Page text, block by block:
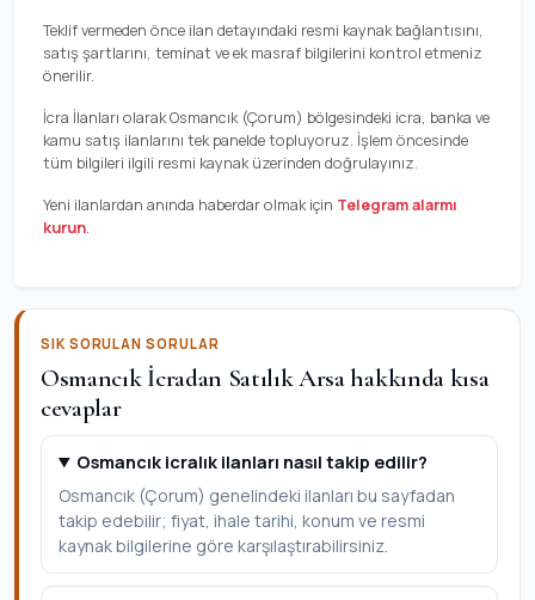
Teklif vermeden önce ilan detayındaki resmi kaynak bağlantısını,
satış şartlarını, teminat ve ek masraf bilgilerini kontrol etmeniz
önerilir.
İcra İlanları olarak Osmancık (Çorum) bölgesindeki icra, banka ve
kamu satış ilanlarını tek panelde topluyoruz. İşlem öncesinde
tüm bilgileri ilgili resmi kaynak üzerinden doğrulayınız.
Yeni ilanlardan anında haberdar olmak için Telegram alarmı
kurun.
SIK SORULAN SORULAR
Osmancık İcradan Satılık Arsa hakkında kısa
cevaplar
Osmancık icralık ilanları nasıl takip edilir?
Osmancık (Çorum) genelindeki ilanları bu sayfadan
takip edebilir; fiyat, ihale tarihi, konum ve resmi
kaynak bilgilerine göre karşılaştırabilirsiniz.